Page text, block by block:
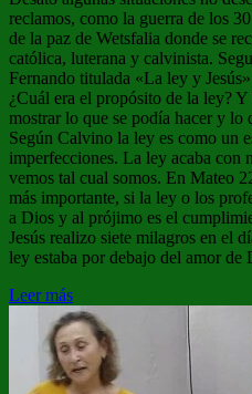
reclamos, como la guerra de los
de la paz de Wetsfalia donde se
católica, luterana y calvinista.
Fernando titulada «La ley y
¿Cuál era el propósito de la ley? Y
mostrar lo que se podía hacer y
Según Calvino la ley es como un
imperfecciones. La ley acaba con
vemos tal cual somos. En Mateo
más importante, si la ley o los
a Dios y al prójimo es el
Jesús realizo siete milagros en el
ley estaba por debajo del amor
Leer más